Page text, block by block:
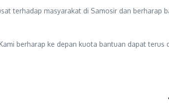
terhadap masyarakat di Samosir dan berharap
berharap ke depan kuota bantuan dapat terus